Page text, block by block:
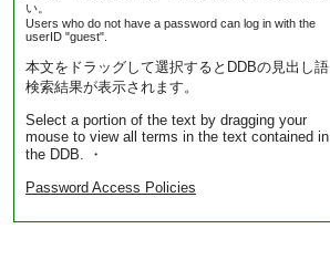
い。
Users who do not have a password can log in with the
userID "guest".
本文をドラッグして選択するとDDBの見出し語
検索結果が表示されます。
Select a portion of the text by dragging your
mouse to view all terms in the text contained in
the DDB. ・
Password Access Policies